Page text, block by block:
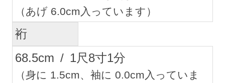
（あげ 6.0cm入っています）
裄
68.5cm / 1尺8寸1分
（身に 1.5cm、袖に 0.0cm入っていま